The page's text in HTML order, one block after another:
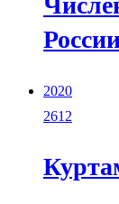
2020
2612